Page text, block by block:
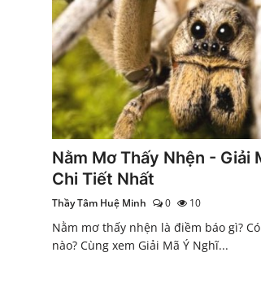
Nằm Mơ Thấy Nhện - Giải
Chi Tiết Nhất
Thầy Tâm Huệ Minh 0 10
Nằm mơ thấy nhện là điềm báo gì?
nào? Cùng xem Giải Mã Ý Nghĩ...